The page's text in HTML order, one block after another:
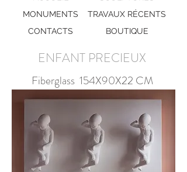
MONUMENTS
TRAVAUX RÉCENTS
CONTACTS
BOUTIQUE
ENFANT PRECIEUX
Fiberglass 154X90X22 CM